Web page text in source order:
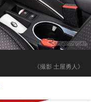
《撮影 土屋勇人》